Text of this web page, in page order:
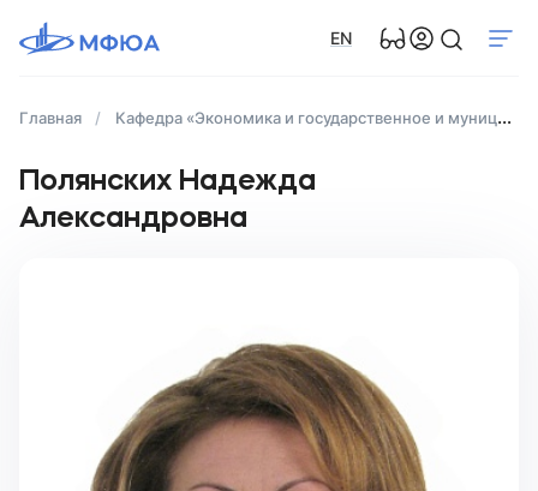
EN
Главная Кафедра «Экономика и государственное и муниципальное управление»
Полянских Надежда
Александровна